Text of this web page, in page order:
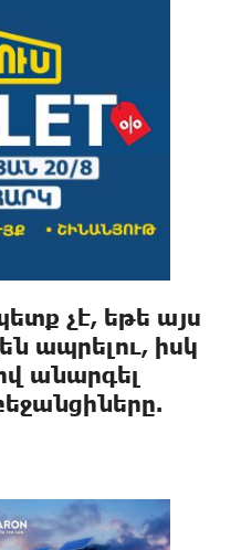
չէ, եթե այս
ապրելու, իսկ
անարգել